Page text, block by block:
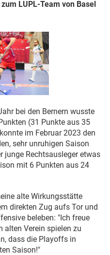
LUPL-Team von Basel
bei den Bernern wusste
(31 Punkte aus 35
im Februar 2023 den
sehr unruhigen Saison
junge Rechtsausleger etwas
mit 6 Punkten aus 24
alte Wirkungsstätte
direkten Zug aufs Tor und
beleben: "Ich freue
alten Verein spielen zu
dass die Playoffs in
Saison!"